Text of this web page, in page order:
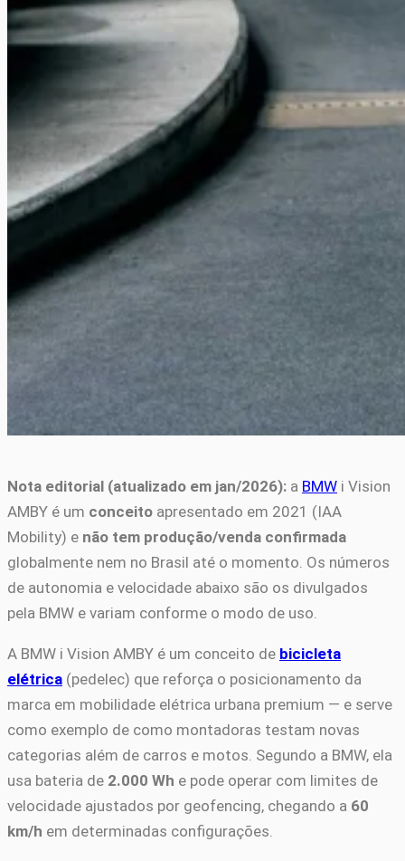
Nota editorial (atualizado em jan/2026): a BMW i Vision
AMBY é um conceito apresentado em 2021 (IAA
Mobility) e não tem produção/venda confirmada
globalmente nem no Brasil até o momento. Os números
de autonomia e velocidade abaixo são os divulgados
pela BMW e variam conforme o modo de uso.
A BMW i Vision AMBY é um conceito de bicicleta
elétrica (pedelec) que reforça o posicionamento da
marca em mobilidade elétrica urbana premium — e serve
como exemplo de como montadoras testam novas
categorias além de carros e motos. Segundo a BMW, ela
usa bateria de 2.000 Wh e pode operar com limites de
velocidade ajustados por geofencing, chegando a 60
km/h em determinadas configurações.